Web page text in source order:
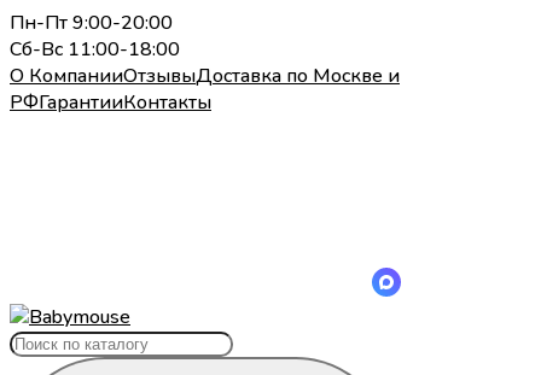
Пн-Пт 9:00-20:00
Сб-Вс 11:00-18:00
О КомпанииОтзывыДоставка по Москве и
РФГарантииКонтакты